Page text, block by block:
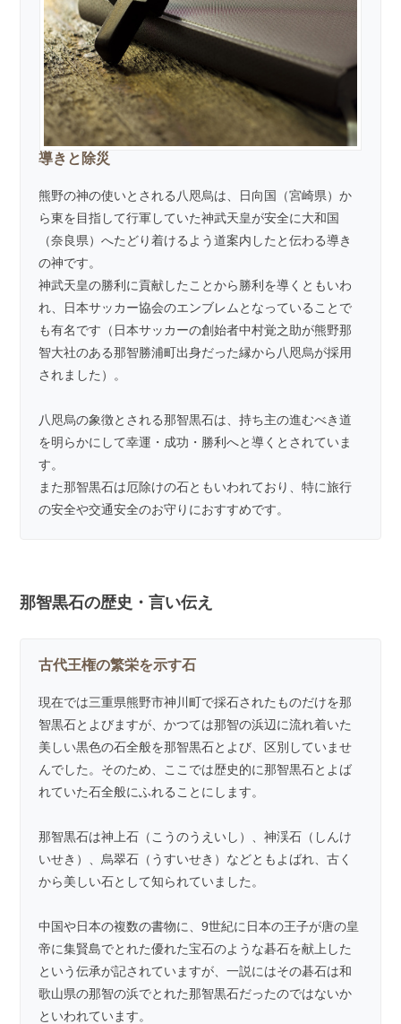
導きと除災
熊野の神の使いとされる八咫烏は、日向国（宮崎県）か
ら東を目指して行軍していた神武天皇が安全に大和国
（奈良県）へたどり着けるよう道案内したと伝わる導き
の神です。
神武天皇の勝利に貢献したことから勝利を導くともいわ
れ、日本サッカー協会のエンブレムとなっていることで
も有名です（日本サッカーの創始者中村覚之助が熊野那
智大社のある那智勝浦町出身だった縁から八咫烏が採用
されました）。
八咫烏の象徴とされる那智黒石は、持ち主の進むべき道
を明らかにして幸運・成功・勝利へと導くとされていま
す。
また那智黒石は厄除けの石ともいわれており、特に旅行
の安全や交通安全のお守りにおすすめです。
那智黒石の歴史・言い伝え
古代王権の繁栄を示す石
現在では三重県熊野市神川町で採石されたものだけを那
智黒石とよびますが、かつては那智の浜辺に流れ着いた
美しい黒色の石全般を那智黒石とよび、区別していませ
んでした。そのため、ここでは歴史的に那智黒石とよば
れていた石全般にふれることにします。
那智黒石は神上石（こうのうえいし）、神渓石（しんけ
いせき）、烏翠石（うすいせき）などともよばれ、古く
から美しい石として知られていました。
中国や日本の複数の書物に、9世紀に日本の王子が唐の皇
帝に集賢島でとれた優れた宝石のような碁石を献上した
という伝承が記されていますが、一説にはその碁石は和
歌山県の那智の浜でとれた那智黒石だったのではないか
といわれています。